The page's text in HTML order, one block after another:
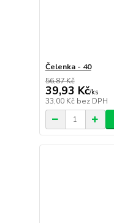
Čelenka - 40
56,87 Kč
39,93 Kč/ks
33,00 Kč bez DPH